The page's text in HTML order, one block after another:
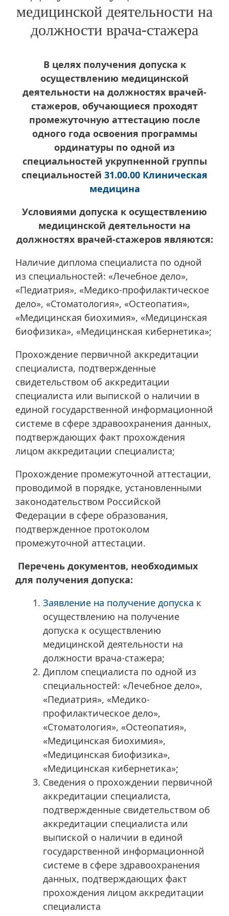
медицинской деятельности на
должности врача-стажера
В целях получения допуска к
осуществлению медицинской
деятельности на должностях врачей-
стажеров, обучающиеся проходят
промежуточную аттестацию после
одного года освоения программы
ординатуры по одной из
специальностей укрупненной группы
специальностей 31.00.00 Клиническая
медицина
Условиями допуска к осуществлению
медицинской деятельности на
должностях врачей-стажеров являются:
Наличие диплома специалиста по одной
из специальностей: «Лечебное дело»,
«Педиатрия», «Медико-профилактическое
дело», «Стоматология», «Остеопатия»,
«Медицинская биохимия», «Медицинская
биофизика», «Медицинская кибернетика»;
Прохождение первичной аккредитации
специалиста, подтвержденные
свидетельством об аккредитации
специалиста или выпиской о наличии в
единой государственной информационной
системе в сфере здравоохранения данных,
подтверждающих факт прохождения
лицом аккредитации специалиста;
Прохождение промежуточной аттестации,
проводимой в порядке, установленными
законодательством Российской
Федерации в сфере образования,
подтвержденное протоколом
промежуточной аттестации.
Перечень документов, необходимых
для получения допуска:
Заявление на получение допуска к
осуществлению на получение
допуска к осуществлению
медицинской деятельности на
должности врача-стажера;
Диплом специалиста по одной из
специальностей: «Лечебное дело»,
«Педиатрия», «Медико-
профилактическое дело»,
«Стоматология», «Остеопатия»,
«Медицинская биохимия»,
«Медицинская биофизика»,
«Медицинская кибернетика»;
Сведения о прохождении первичной
аккредитации специалиста,
подтвержденные свидетельством об
аккредитации специалиста или
выпиской о наличии в единой
государственной информационной
системе в сфере здравоохранения
данных, подтверждающих факт
прохождения лицом аккредитации
специалиста